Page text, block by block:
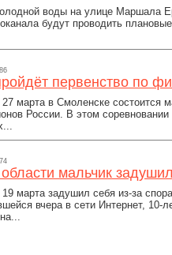
воды на улице Маршала
будут проводить
первенство по
марта в Смоленске состоится
России. В этом соревновании
мальчик
19 марта задушил себя из-за
вчера в сети Интернет, 10-